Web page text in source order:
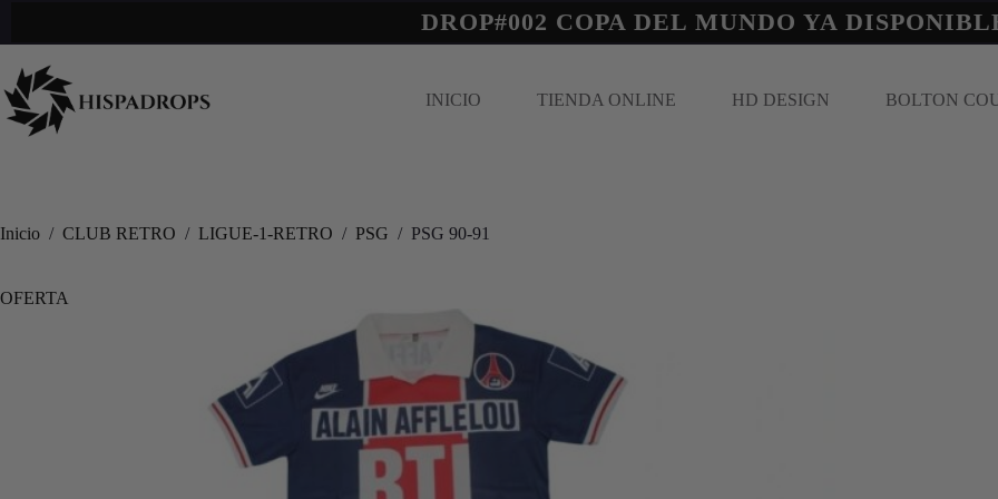
DROP#002 COPA DEL MUNDO YA
INICIO TIENDA ONLINE HD DESIGN BOLTON
Inicio / CLUB RETRO / LIGUE-1-RETRO / PSG / PSG 90-91
OFERTA